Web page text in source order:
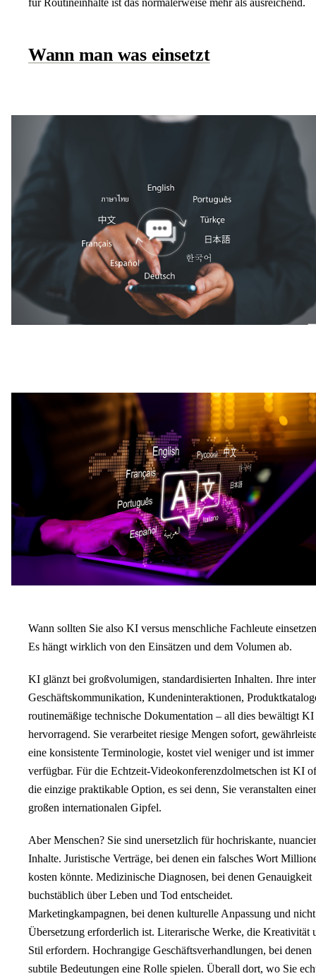
für Routineinhalte ist das normalerweise mehr als ausreichend.
Wann man was einsetzt
Wann sollten Sie also KI versus menschliche Fachleute
Es hängt wirklich von den Einsätzen und dem Volumen ab.
KI glänzt bei großvolumigen, standardisierten Inhalten. Ihre
Geschäftskommunikation, Kundeninteraktionen,
routinemäßige technische Dokumentation – all dies bewältigt KI
hervorragend. Sie verarbeitet riesige Mengen sofort,
eine konsistente Terminologie, kostet viel weniger und ist immer
verfügbar. Für die Echtzeit-Videokonferenzdolmetschen ist KI
die einzige praktikable Option, es sei denn, Sie veranstalten
großen internationalen Gipfel.
Aber Menschen? Sie sind unersetzlich für hochriskante,
Inhalte. Juristische Verträge, bei denen ein falsches Wort
kosten könnte. Medizinische Diagnosen, bei denen Genauigkeit
buchstäblich über Leben und Tod entscheidet.
Marketingkampagnen, bei denen kulturelle Anpassung und
Übersetzung erforderlich ist. Literarische Werke, die Kreativität
Stil erfordern. Hochrangige Geschäftsverhandlungen, bei denen
subtile Bedeutungen eine Rolle spielen. Überall dort, wo Sie